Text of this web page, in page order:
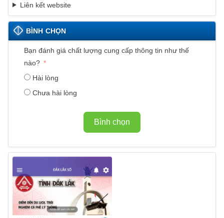
Liên kết website
BÌNH CHỌN
Bạn đánh giá chất lượng cung cấp thông tin như thế
nào?
Hài lòng
Chưa hài lòng
Bình chọn